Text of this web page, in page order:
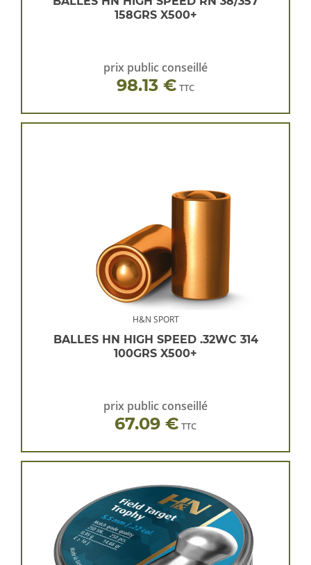
158GRS X500+
prix public conseillé
98.13 € TTC
H&N SPORT
BALLES HN HIGH SPEED .32WC 314
100GRS X500+
prix public conseillé
67.09 € TTC